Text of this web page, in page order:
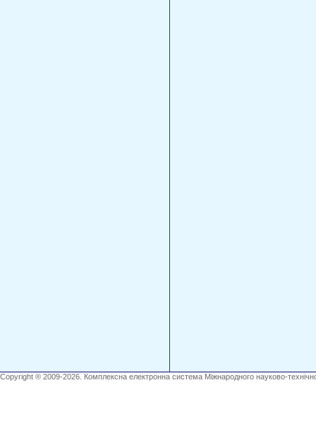
Copyright ® 2009-2026. Комплексна електронна система Міжнародного науково-